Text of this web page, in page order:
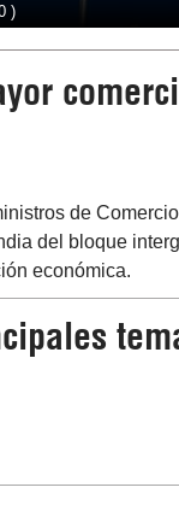
)
de
del bloque
económica.